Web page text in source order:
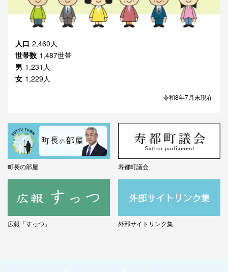
人口 2,460人
世帯数 1,487世帯
男 1,231人
女 1,229人
令和8年7月末現在
町長の部屋 寿都町議会
広報「すっつ」 外部サイトリンク集